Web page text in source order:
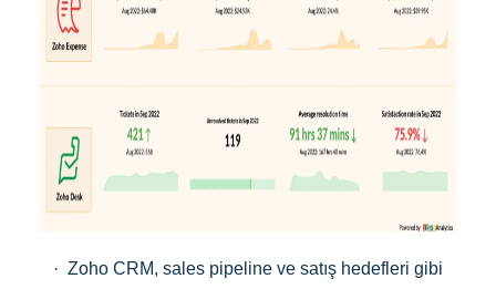
· Zoho CRM, sales pipeline ve satış hedefleri gibi